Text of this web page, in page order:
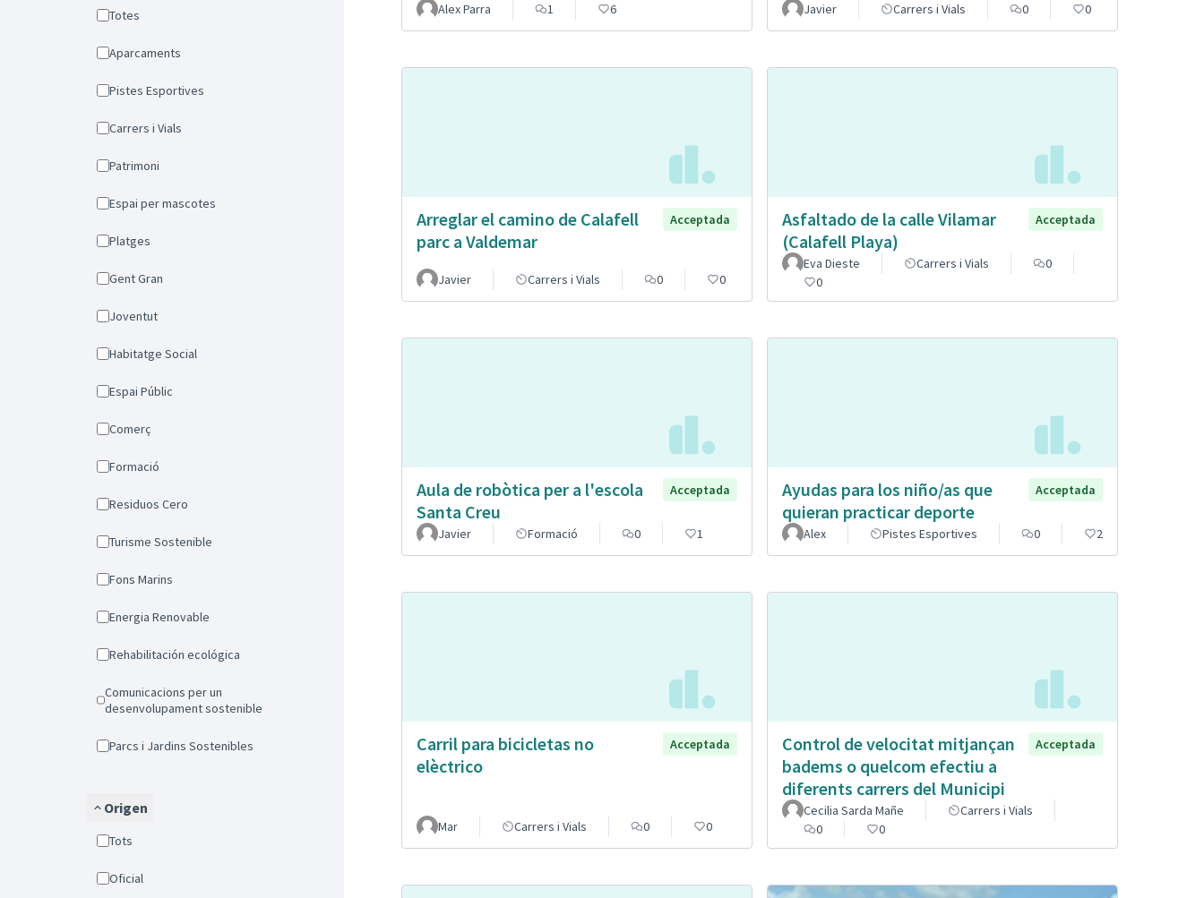
Totes
Aparcaments
Pistes Esportives
Carrers i Vials
Patrimoni
Espai per mascotes
Platges
Gent Gran
Joventut
Habitatge Social
Espai Públic
Comerç
Formació
Residuos Cero
Turisme Sostenible
Fons Marins
Energia Renovable
Rehabilitación ecológica
Comunicacions per un
desenvolupament sostenible
Parcs i Jardins Sostenibles
Origen
Tots
Oficial
Alex Parra 1 6 Javier Carrers i Vials 0 0
Arreglar el camino de Calafell
parc a Valdemar
Acceptada
Javier Carrers i Vials 0 0
Asfaltado de la calle Vilamar
(Calafell Playa)
Acceptada
Eva Dieste Carrers i Vials
0
0
Aula de robòtica per a l'escola
Santa Creu
Acceptada
Javier Formació 0 1
Ayudas para los niño/as que
quieran practicar deporte
Acceptada
Alex Pistes Esportives 0 2
Carril para bicicletas no
elèctrico
Acceptada
Mar Carrers i Vials 0 0
Control de velocitat mitjançan
badems o quelcom efectiu a
diferents carrers del Municipi
Acceptada
Cecilia Sarda Mañe
Carrers i Vials
0
0